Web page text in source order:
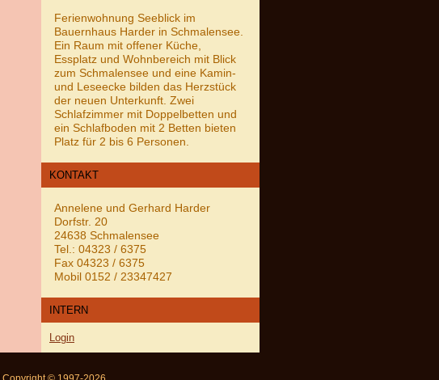
Ferienwohnung Seeblick im
Bauernhaus Harder in Schmalensee.
Ein Raum mit offener Küche,
Essplatz und Wohnbereich mit Blick
zum Schmalensee und eine Kamin-
und Leseecke bilden das Herzstück
der neuen Unterkunft. Zwei
Schlafzimmer mit Doppelbetten und
ein Schlafboden mit 2 Betten bieten
Platz für 2 bis 6 Personen.
KONTAKT
Annelene und Gerhard Harder
Dorfstr. 20
24638 Schmalensee
Tel.: 04323 / 6375
Fax 04323 / 6375
Mobil 0152 / 23347427
INTERN
Login